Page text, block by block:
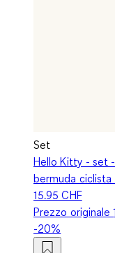
Set
Hello Kitty - set
bermuda
15.95 CHF
Prezzo originale
-20%